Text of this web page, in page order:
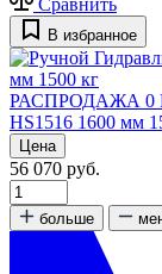
Сравнить
В избранное
РАСПРОДАЖА 0
HS1516 1600 мм
Цена
56 070 руб.
больше